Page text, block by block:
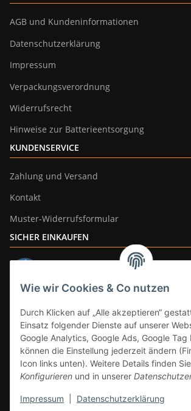
Wie wir Cookies & Co nutzen
Durch Klicken auf „Alle akzeptieren“
Einsatz folgender Dienste auf unserer
Google Analytics, Google Ads, Google Tag
können die Einstellung jederzeit ändern
Icon links unten). Weitere Details finden
Konfigurieren und in unserer
Impressum Datenschutzerklärung
AGB und Kundeninformationen
Datenschutzerklärung
Impressum
Verpackungsverordnung
Widerrufsrecht
Hinweise zur Batterieentsorgung
KUNDENSERVICE
Zahlung und Versand
Kontakt
Muster-Widerrufsformular
SICHER EINKAUFEN